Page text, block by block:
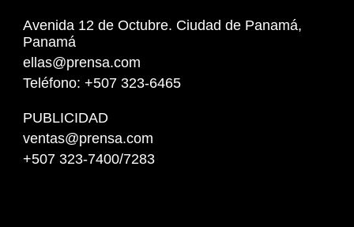
Avenida 12 de Octubre. Ciudad de Panamá,
Panamá
ellas@prensa.com
Teléfono: +507 323-6465
PUBLICIDAD
ventas@prensa.com
+507 323-7400/7283